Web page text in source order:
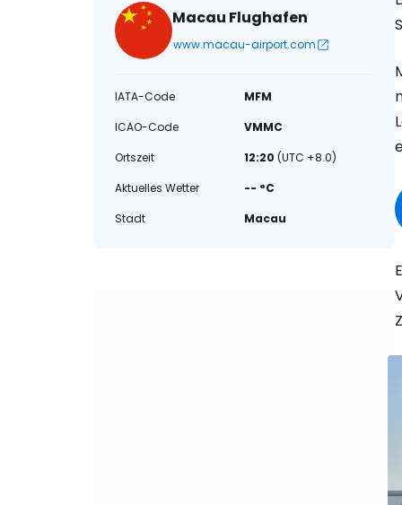
Macau Flughafen
www.macau-airport.com
IATA-Code
MFM
ICAO-Code
VMMC
Ortszeit
12:20 (UTC +8.0)
Aktuelles Wetter
-- °C
Stadt
Macau